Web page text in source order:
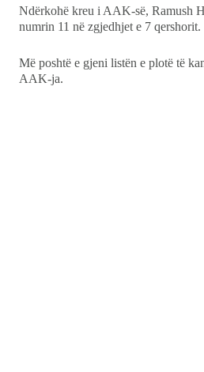
Ndërkohë kreu i AAK-së, Ramush
numrin 11 në zgjedhjet e 7 qershorit.
Më poshtë e gjeni listën e plotë të
AAK-ja.